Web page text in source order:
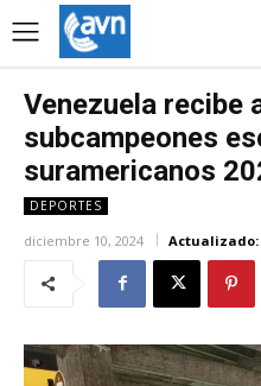
Venezuela recibe
subcampeones
suramericanos
DEPORTES
diciembre 10, 2024 Actualizado: